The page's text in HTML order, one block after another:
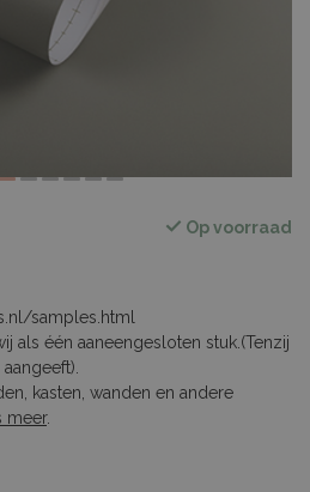
Op voorraad
samples.html
als één aaneengesloten stuk.(Tenzij
kasten, wanden en andere
meer.